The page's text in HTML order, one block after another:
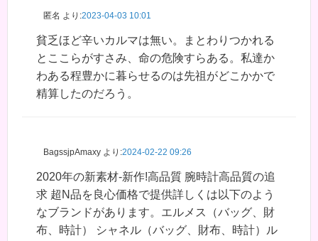
匿名 より:2023-04-03 10:01
貧乏ほど辛いカルマは無い。まとわりつかれる
とここらがすさみ、命の危険すらある。私達か
わある程豊かに暮らせるのは先祖がどこかかで
精算したのだろう。
BagssjpAmaxy より:2024-02-22 09:26
2020年の新素材-新作!高品質 腕時計高品質の追
求 超N品を良心価格で提供詳しくは以下のよう
なブランドがあります。エルメス（バッグ、財
布、時計） シャネル（バッグ、財布、時計）ル